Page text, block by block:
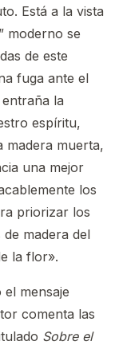
Está a la vista
moderno se
de este
fuga ante el
la
espíritu,
madera muerta,
una mejor
los
priorizar los
madera del
la flor».
mensaje
comenta las
Sobre el